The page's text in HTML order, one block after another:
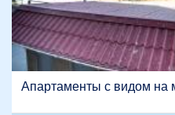
Апартаменты с видом на